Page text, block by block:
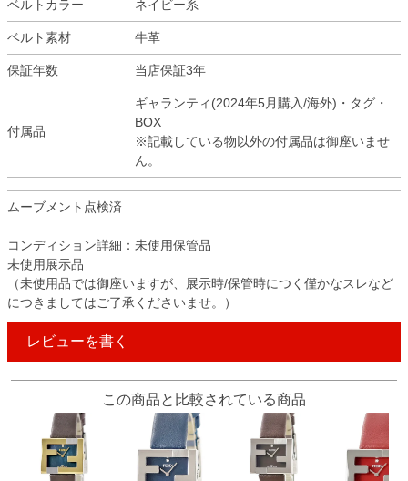
ベルトカラー ネイビー系
ベルト素材 牛革
保証年数 当店保証3年
付属品
ギャランティ(2024年5月購入/海外)・タグ・
BOX
※記載している物以外の付属品は御座いませ
ん。
ムーブメント点検済
コンディション詳細：未使用保管品
未使用展示品
（未使用品では御座いますが、展示時/保管時につく僅かなスレなど
につきましてはご了承くださいませ。）
レビューを書く
この商品と比較されている商品